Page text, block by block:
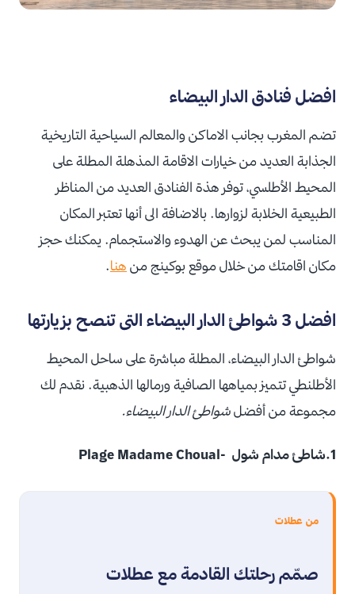
افضل فنادق الدار البيضاء
تضم المغرب بجانب الاماكن والمعالم السياحية التاريخية
الجذابة العديد من خيارات الاقامة المذهلة المطلة على
المحيط الأطلسي، توفر هذة الفنادق العديد من المناظر
الطبيعية الخلابة لزوارها. بالاضافة الى أنها تعتبر المكان
المناسب لمن يبحث عن الهدوء والاستجمام. يمكنك حجز
مكان اقامتك من خلال موقع بوكينج من هنا.
افضل 3 شواطئ الدار البيضاء التى تنصح بزيارتها
شواطئ الدار البيضاء، المطلة مباشرة على ساحل المحيط
الأطلنطي تتميز بمياهها الصافية ورمالها الذهبية. نقدم لك
مجموعة من أفضلشواطئ الدار البيضاء.
1.شاطئ مدام شول‬ -‪Plage Madame Choual‬
من عطلات
صمّم رحلتك القادمة مع عطلات